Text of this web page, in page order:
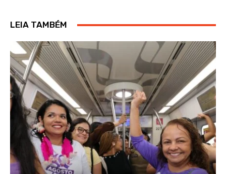
LEIA TAMBÉM